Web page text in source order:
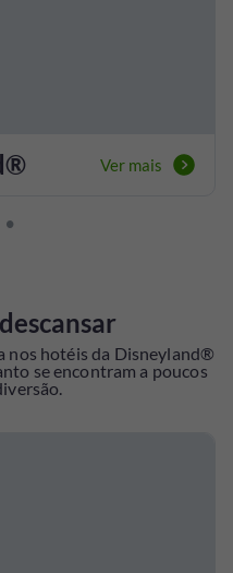
Ver mais
nos hotéis da Disneyland®
se encontram a poucos